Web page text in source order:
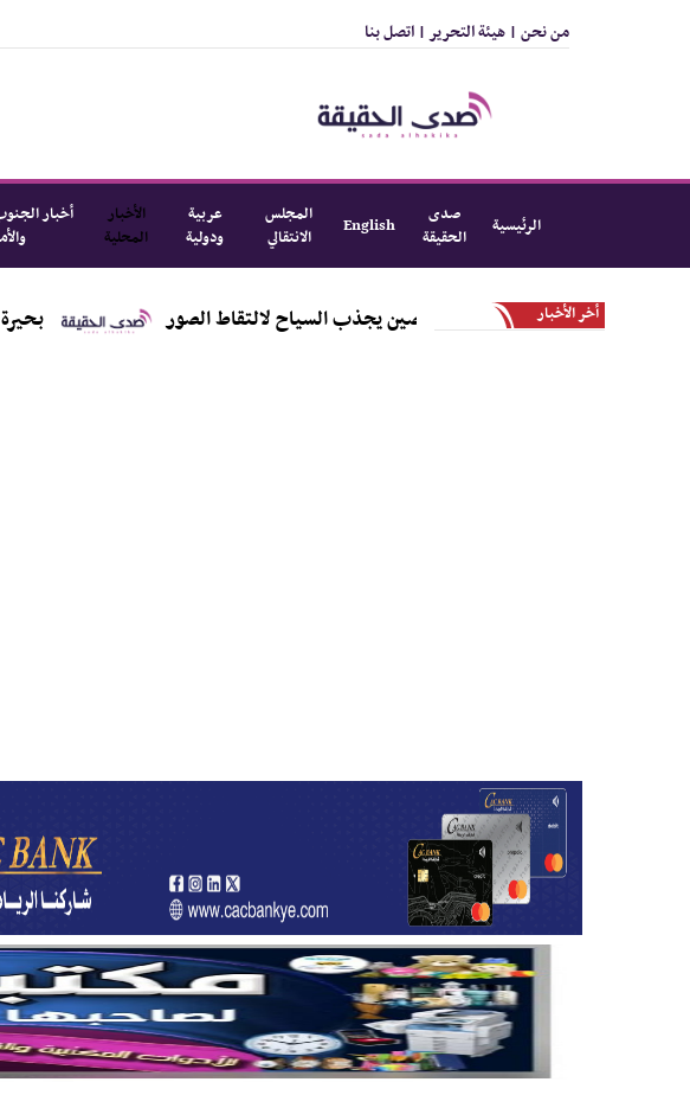
من نحن | هيئة التحرير | اتصل بنا
الرئيسية
صدى
الحقيقة
English
المجلس
الانتقالي
عربية
ودولية
الأخبار
المحلية
أخبار
أخر الأخبار الطريق الجبلي المتعرج في الصين يجذب السياح لالتقاط